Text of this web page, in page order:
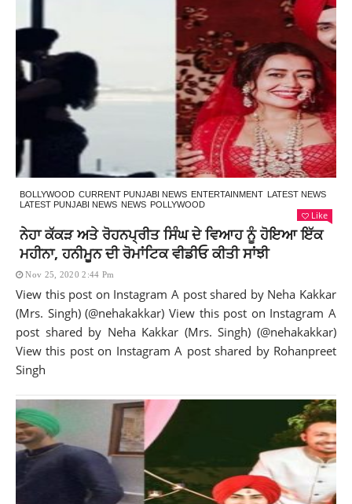
BOLLYWOOD CURRENT PUNJABI NEWS ENTERTAINMENT LATEST NEWS
LATEST PUNJABI NEWS NEWS POLLYWOOD
Like
ਨੇਹਾ ਕੱਕੜ ਅਤੇ ਰੋਹਨਪ੍ਰੀਤ ਸਿੰਘ ਦੇ ਵਿਆਹ ਨੂੰ ਹੋਇਆ ਇੱਕ
ਮਹੀਨਾ, ਹਨੀਮੂਨ ਦੀ ਰੋਮਾਂਟਿਕ ਵੀਡੀਓ ਕੀਤੀ ਸਾਂਝੀ
Nov 25, 2020 2:44 Pm
View this post on Instagram A post shared by Neha Kakkar
(Mrs. Singh) (@nehakakkar) View this post on Instagram A
post shared by Neha Kakkar (Mrs. Singh) (@nehakakkar)
View this post on Instagram A post shared by Rohanpreet
Singh